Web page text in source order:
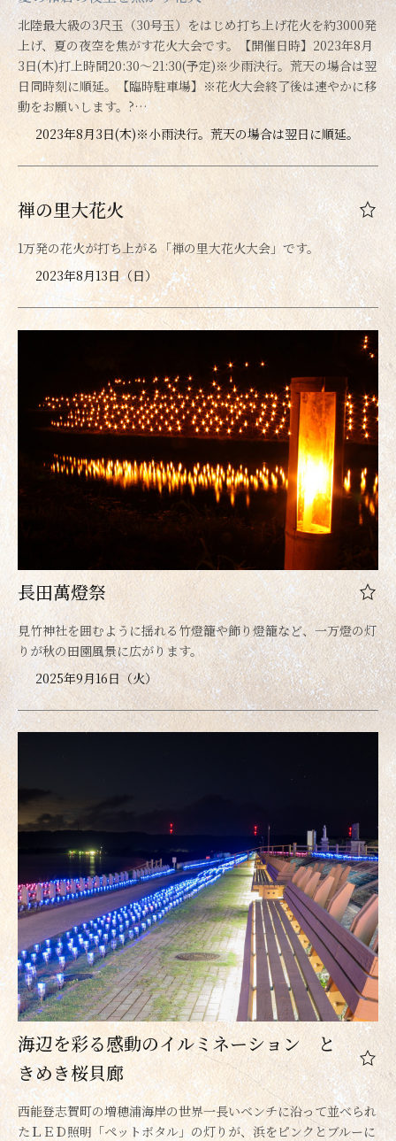
北陸最大級の3尺玉（30号玉）をはじめ打ち上げ花火を約3000発
上げ、夏の夜空を焦がす花火大会です。【開催日時】2023年8月
3日(木)打上時間20:30～21:30(予定)※少雨決行。荒天の場合は翌
日同時刻に順延。【臨時駐車場】※花火大会終了後は速やかに移
動をお願いします。?…
2023年8月3日(木)※小雨決行。荒天の場合は翌日に順延。
禅の里大花火
1万発の花火が打ち上がる「禅の里大花火大会」です。
2023年8月13日（日）
長田萬燈祭
見竹神社を囲むように揺れる竹燈籠や飾り燈籠など、一万燈の灯
りが秋の田園風景に広がります。
2025年9月16日（火）
海辺を彩る感動のイルミネーション と
きめき桜貝廊
西能登志賀町の増穂浦海岸の世界一長いベンチに沿って並べられ
たＬＥＤ照明「ペットボタル」の灯りが、浜をピンクとブルーに